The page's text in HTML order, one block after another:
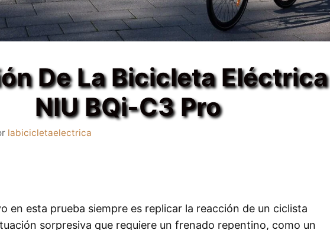
De La Bicicleta Eléctrica
NIU BQi-C3 Pro
labicicletaelectrica
en esta prueba siempre es replicar la reacción de un ciclista
sorpresiva que requiere un frenado repentino, como un